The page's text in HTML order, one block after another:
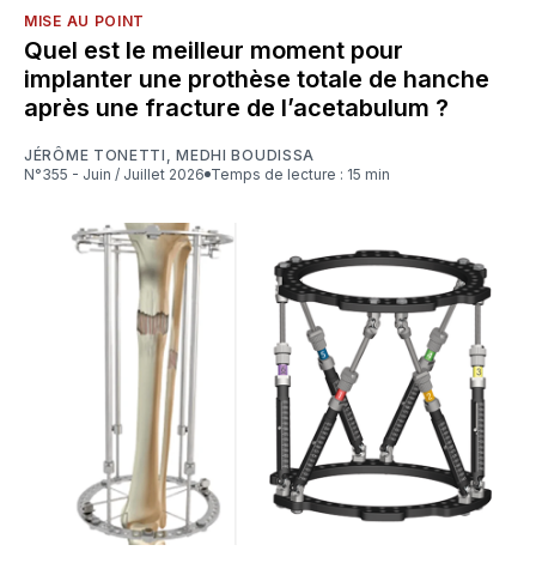
MISE AU POINT
Quel est le meilleur moment pour
implanter une prothèse totale de hanche
après une fracture de l’acetabulum ?
JÉRÔME TONETTI ,MEDHI BOUDISSA
N°355 - Juin / Juillet 2026
Temps de lecture : 15 min